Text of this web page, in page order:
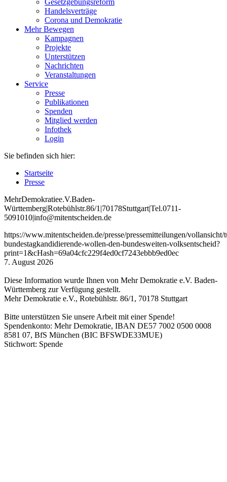
Handelsverträge
Corona und Demokratie
Mehr Bewegen
Kampagnen
Projekte
Unterstützen
Nachrichten
Veranstaltungen
Service
Presse
Publikationen
Spenden
Mitglied werden
Infothek
Login
Sie befinden sich hier:
Startseite
Presse
MehrDemokratiee.V.Baden-
Württemberg|Rotebühlstr.86/1 |70178Stuttgart|Tel.0711-
5091010|info@mitentscheiden.de
https://www.mitentscheiden.de/presse/pressemitteilungen/vollansicht/
bundestagkandidierende-wollen-den-bundesweiten-volksentscheid?
print=1&cHash=69a04cfc229f4ed0cf7243ebbb9ed0ec
7. August 2026
Diese Information wurde Ihnen von Mehr Demokratie e.V. Baden-
Württemberg zur Verfügung gestellt.
Mehr Demokratie e.V., Rotebühlstr. 86/1, 70178 Stuttgart
Bitte unterstützen Sie unsere Arbeit mit einer Spende!
Spendenkonto: Mehr Demokratie, IBAN DE57 7002 0500 0008
8581 07, BfS München (BIC BFSWDE33MUE)
Stichwort: Spende